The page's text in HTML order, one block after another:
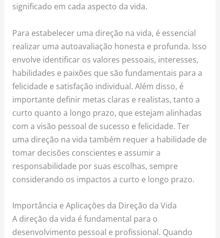
significado em cada aspecto da vida.
Para estabelecer uma direção na vida, é essencial
realizar uma autoavaliação honesta e profunda. Isso
envolve identificar os valores pessoais, interesses,
habilidades e paixões que são fundamentais para a
felicidade e satisfação individual. Além disso, é
importante definir metas claras e realistas, tanto a
curto quanto a longo prazo, que estejam alinhadas
com a visão pessoal de sucesso e felicidade. Ter
uma direção na vida também requer a habilidade de
tomar decisões conscientes e assumir a
responsabilidade por suas escolhas, sempre
considerando os impactos a curto e longo prazo.
Importância e Aplicações da Direção da Vida
A direção da vida é fundamental para o
desenvolvimento pessoal e profissional. Quando